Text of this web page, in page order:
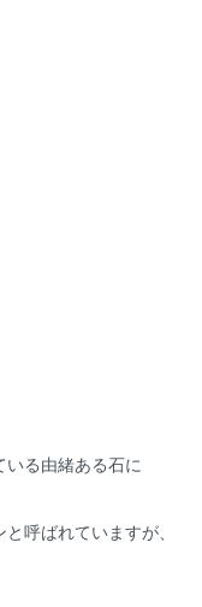
る由緒ある石に
呼ばれていますが、